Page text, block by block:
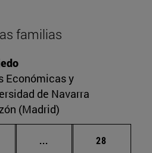
familias
Económicas y
de Navarra
(Madrid)
... Páginas intermedias
Página
28